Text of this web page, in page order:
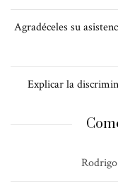
Agradéceles su
Explicar la
Rodrigo